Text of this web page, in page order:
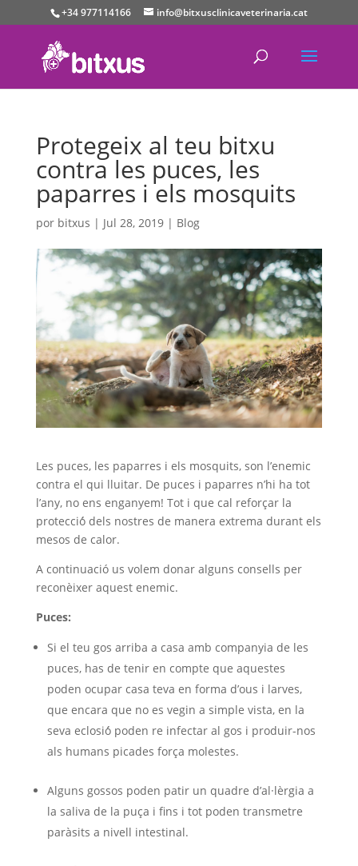
+34 977114166 info@bitxusclinicaveterinaria.cat
Protegeix al teu bitxu
contra les puces, les
paparres i els mosquits
por bitxus | Jul 28, 2019| Blog
Les puces, les paparres i els mosquits, son l’enemic
contra el qui lluitar. De puces i paparres n’hi ha tot
l’any, no ens enganyem! Tot i que cal reforçar la
protecció́ dels nostres de manera extrema durant els
mesos de calor.
A continuació us volem donar alguns consells per
reconèixer aquest enemic.
Puces:
Si el teu gos arriba a casa amb companyia de les
puces, has de tenir en compte que aquestes
poden ocupar casa teva en forma d’ous i larves,
que encara que no es vegin a simple vista, en la
seva eclosió́ poden re infectar al gos i produir-nos
als humans picades força molestes.
Alguns gossos poden patir un quadre d’al·lèrgia a
la saliva de la puça i fins i tot poden transmetre
paràsits a nivell intestinal.